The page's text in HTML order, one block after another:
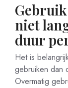
niet
duur
Het is
gebruiken dan
Overmatig